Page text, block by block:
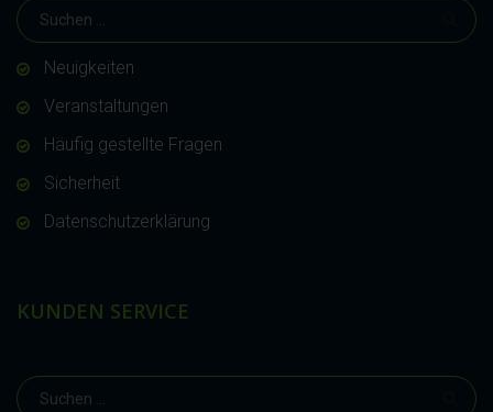
Neuigkeiten
Veranstaltungen
Häufig gestellte Fragen
Sicherheit
Datenschutzerklärung
KUNDEN SERVICE